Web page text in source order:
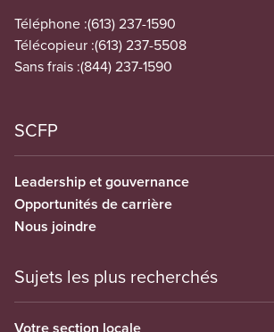
Téléphone :(613) 237-1590
Télécopieur :(613) 237-5508
Sans frais :(844) 237-1590
SCFP
Leadership et gouvernance
Opportunités de carrière
Nous joindre
Sujets les plus recherchés